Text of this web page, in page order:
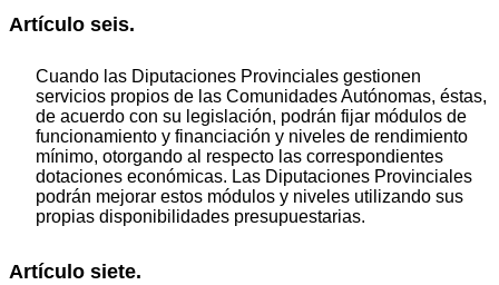
Artículo seis.
Cuando las Diputaciones Provinciales gestionen
servicios propios de las Comunidades Autónomas, éstas,
de acuerdo con su legislación, podrán fijar módulos de
funcionamiento y financiación y niveles de rendimiento
mínimo, otorgando al respecto las correspondientes
dotaciones económicas. Las Diputaciones Provinciales
podrán mejorar estos módulos y niveles utilizando sus
propias disponibilidades presupuestarias.
Artículo siete.